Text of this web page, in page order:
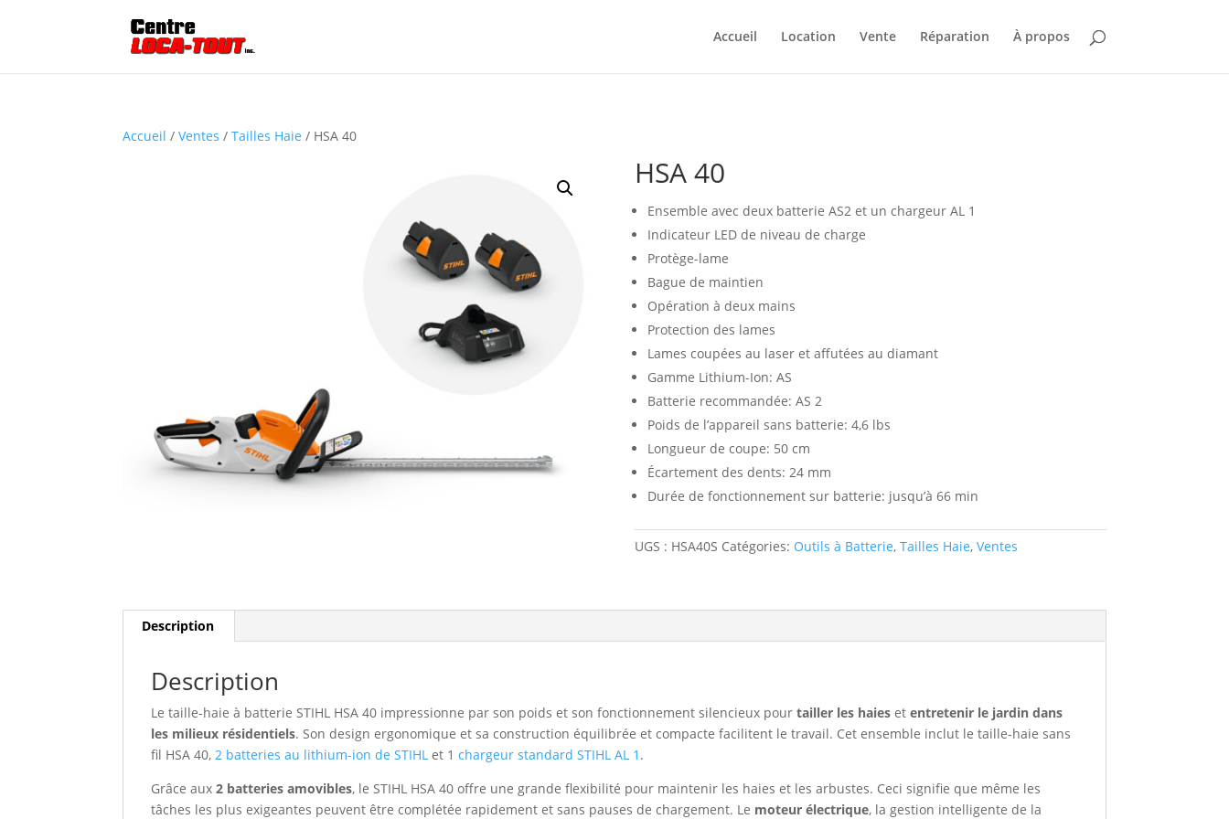
Accueil Location Vente Réparation À propos
Accueil /Ventes /Tailles Haie / HSA 40
HSA 40
Ensemble avec deux batterie AS2 et un chargeur AL 1
Indicateur LED de niveau de charge
Protège-lame
Bague de maintien
Opération à deux mains
Protection des lames
Lames coupées au laser et affutées au diamant
Gamme Lithium-Ion: AS
Batterie recommandée: AS 2
Poids de l’appareil sans batterie: 4,6 lbs
Longueur de coupe: 50 cm
Écartement des dents: 24 mm
Durée de fonctionnement sur batterie: jusqu’à 66 min
UGS : HSA40S Catégories: Outils à Batterie, Tailles Haie, Ventes
Description
Description
Le taille-haie à batterie STIHL HSA 40 impressionne par son poids et son fonctionnement silencieux pourtailler les haies etentretenir le jardin dans
les milieux résidentiels. Son design ergonomique et sa construction équilibrée et compacte facilitent le travail. Cet ensemble inclut le taille-haie sans
fil HSA 40,2 batteries au lithium-ion de STIHL et 1chargeur standard STIHL AL 1 .
Grâce aux2 batteries amovibles, le STIHL HSA 40 offre une grande flexibilité pour maintenir les haies et les arbustes. Ceci signifie que même les
tâches les plus exigeantes peuvent être complétée rapidement et sans pauses de chargement. Le moteur électrique, la gestion intelligente de la